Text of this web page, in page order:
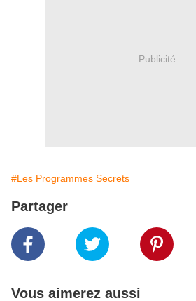
Publicité
#Les Programmes Secrets
Partager
Vous aimerez aussi